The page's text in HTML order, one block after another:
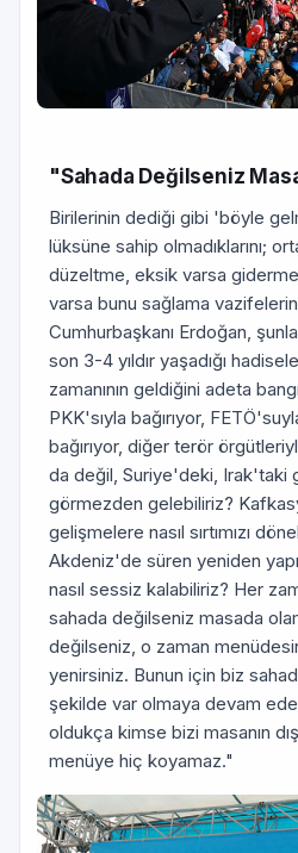
"Sahada Değilseniz
Birilerinin dediği gibi 'böyle
lüksüne sahip olmadıklarını;
düzeltme, eksik varsa
varsa bunu sağlama
Cumhurbaşkanı Erdoğan,
son 3-4 yıldır yaşadığı
zamanının geldiğini adeta
PKK'sıyla bağırıyor,
bağırıyor, diğer terör
da değil, Suriye'deki, Irak'taki
görmezden gelebiliriz?
gelişmelere nasıl sırtımızı
Akdeniz'de süren yeniden
nasıl sessiz kalabiliriz? Her
sahada değilseniz masada
değilseniz, o zaman
yenirsiniz. Bunun için biz
şekilde var olmaya devam
oldukça kimse bizi masanın
menüye hiç koyamaz."